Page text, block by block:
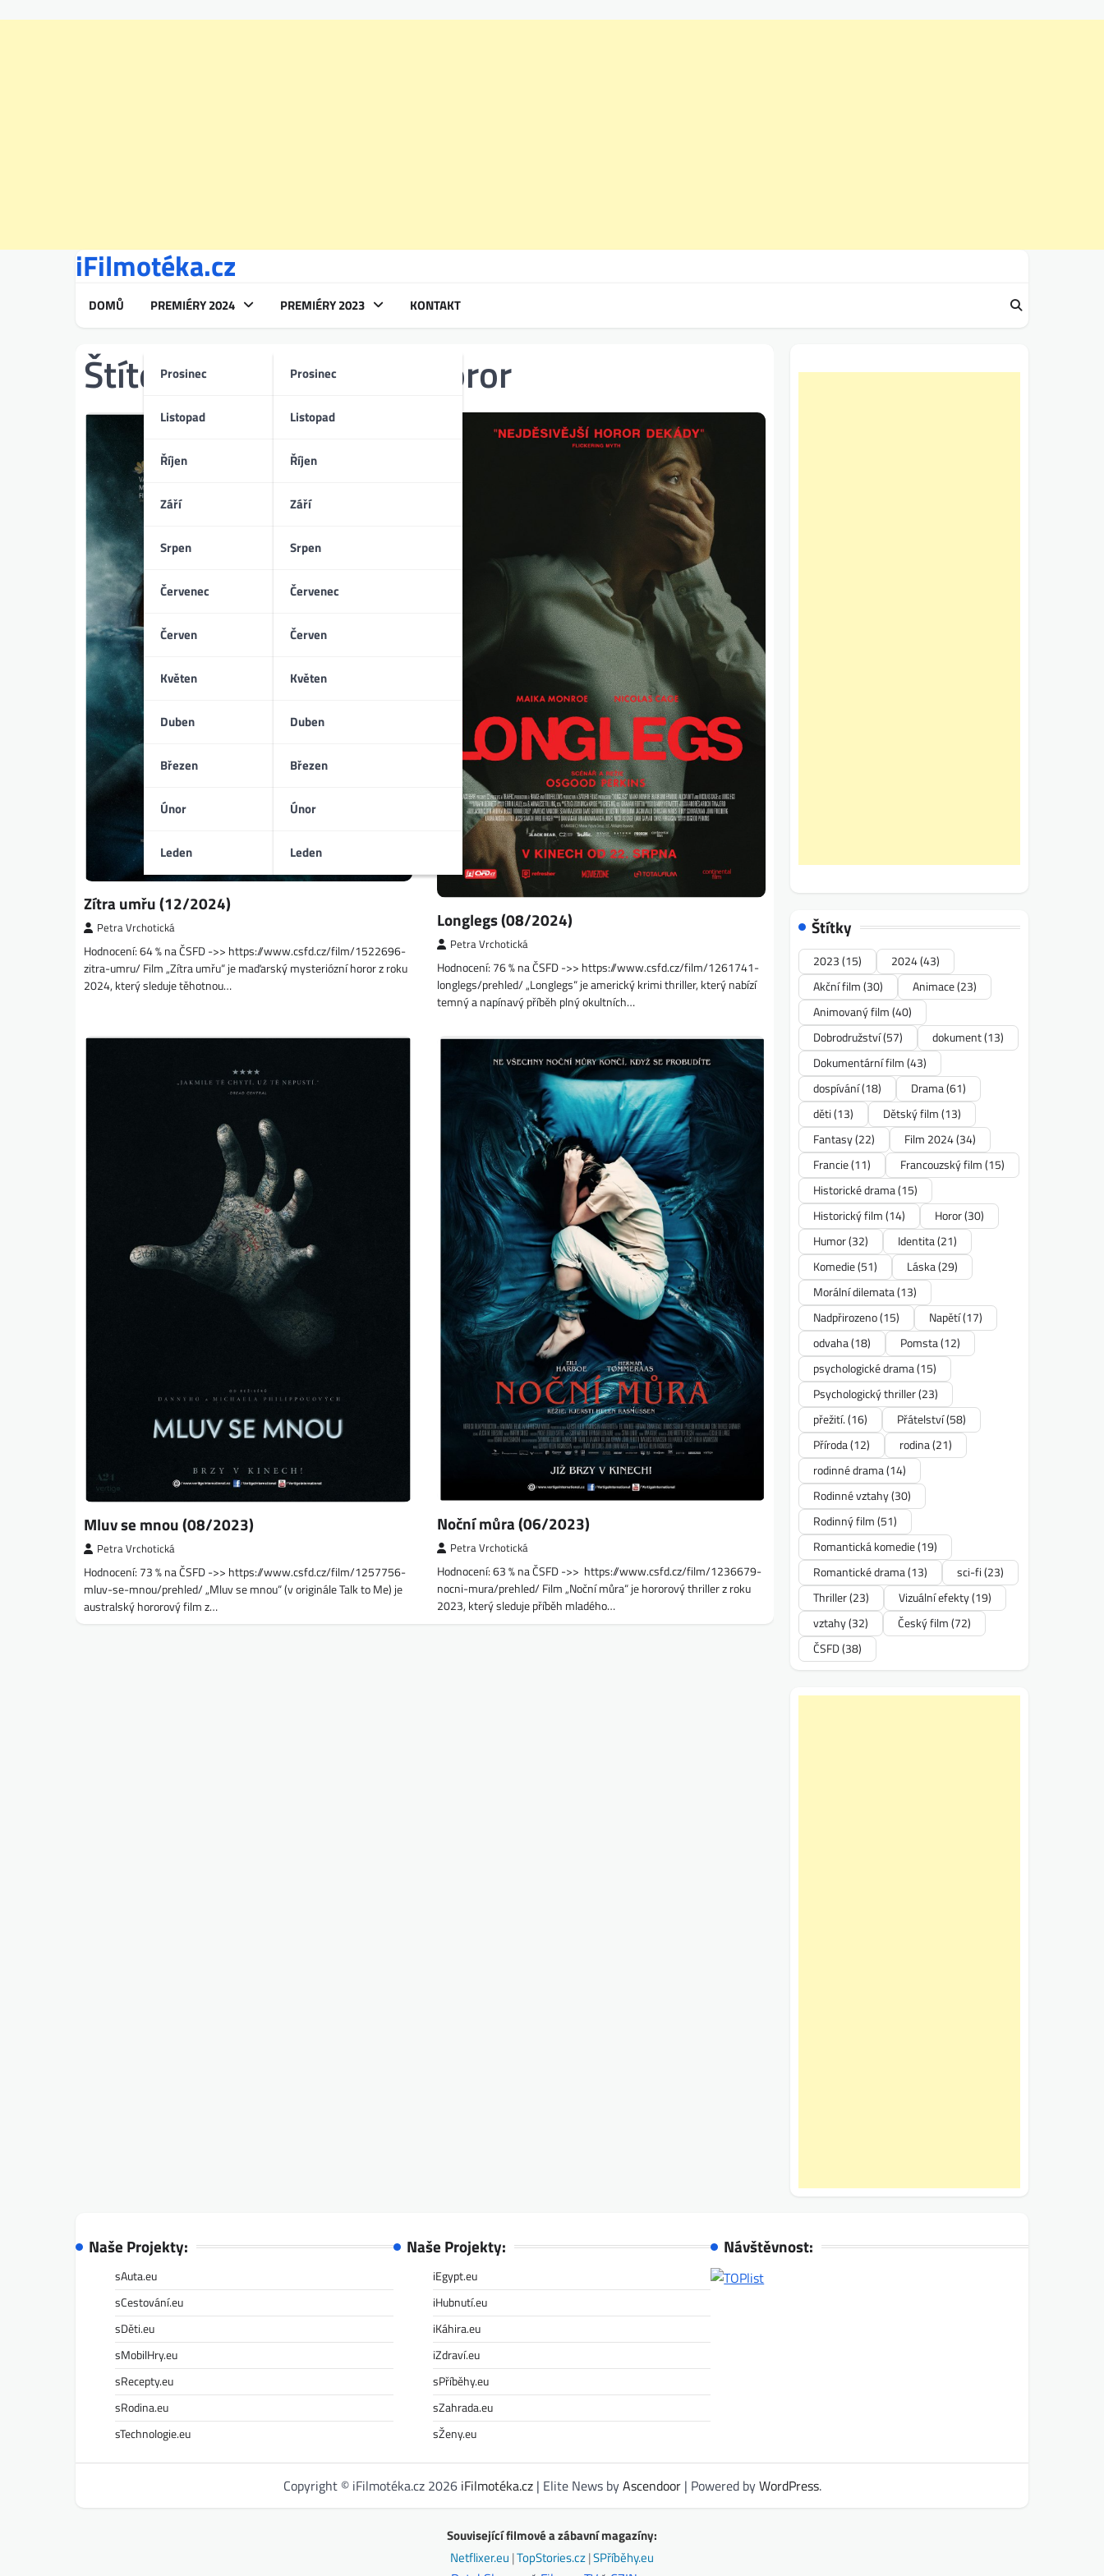
iFilmotéka.cz
DOMŮ PREMIÉRY 2024
Prosinec
Listopad
Říjen
Září
Srpen
Červenec
Červen
Květen
Duben
Březen
Únor
Leden
PREMIÉRY 2023
Prosinec
Listopad
Říjen
Září
Srpen
Červenec
Červen
Květen
Duben
Březen
Únor
Leden
KONTAKT
Štítek:Psychologický horor
Zítra umřu (12/2024)
Petra Vrchotická
Hodnocení: 64 % na ČSFD ->> https://www.csfd.cz/film/1522696-
zitra-umru/ Film „Zítra umřu“ je maďarský mysteriózní horor z roku
2024, který sleduje těhotnou…
Longlegs (08/2024)
Petra Vrchotická
Hodnocení: 76 % na ČSFD ->> https://www.csfd.cz/film/1261741-
longlegs/prehled/ „Longlegs“ je americký krimi thriller, který nabízí
temný a napínavý příběh plný okultních…
Mluv se mnou (08/2023)
Petra Vrchotická
Hodnocení: 73 % na ČSFD ->> https://www.csfd.cz/film/1257756-
mluv-se-mnou/prehled/ „Mluv se mnou“ (v originále Talk to Me) je
australský hororový film z…
Noční můra (06/2023)
Petra Vrchotická
Hodnocení: 63 % na ČSFD ->> https://www.csfd.cz/film/1236679-
nocni-mura/prehled/ Film „Noční můra“ je hororový thriller z roku
2023, který sleduje příběh mladého…
Štítky
2023(15) 2024(43)
Akční film(30) Animace(23)
Animovaný film(40)
Dobrodružství(57) dokument(13)
Dokumentární film(43)
dospívání(18) Drama(61)
děti(13) Dětský film(13)
Fantasy(22) Film 2024(34)
Francie(11) Francouzský film(15)
Historické drama(15)
Historický film(14) Horor(30)
Humor(32) Identita(21)
Komedie(51) Láska(29)
Morální dilemata(13)
Nadpřirozeno(15) Napětí(17)
odvaha(18) Pomsta(12)
psychologické drama(15)
Psychologický thriller(23)
přežití.(16) Přátelství(58)
Příroda(12) rodina(21)
rodinné drama(14)
Rodinné vztahy(30)
Rodinný film(51)
Romantická komedie(19)
Romantické drama(13) sci-fi(23)
Thriller(23) Vizuální efekty(19)
vztahy(32) Český film(72)
ČSFD(38)
Naše Projekty:
sAuta.eu
sCestování.eu
sDěti.eu
sMobilHry.eu
sRecepty.eu
sRodina.eu
sTechnologie.eu
Naše Projekty:
iEgypt.eu
iHubnutí.eu
iKáhira.eu
iZdraví.eu
sPříběhy.eu
sZahrada.eu
sŽeny.eu
Návštěvnost:
Copyright © iFilmotéka.cz 2026 iFilmotéka.cz| Elite News byAscendoor| Powered byWordPress.
Související filmové a zábavní magazíny:
Netflixer.eu |TopStories.cz|SPříběhy.eu